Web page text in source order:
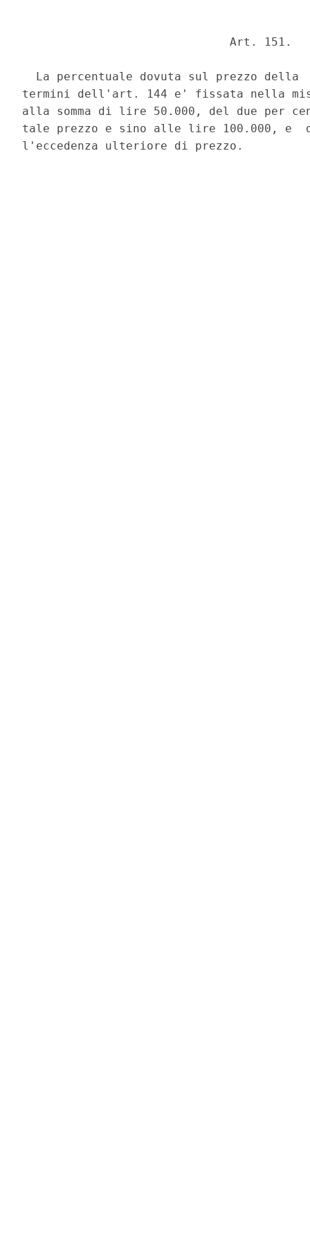
                              Art. 151.
La percentuale dovuta sul prezzo della
termini dell'art. 144 e' fissata nella
alla somma di lire 50.000, del due per
tale prezzo e sino alle lire 100.000, e